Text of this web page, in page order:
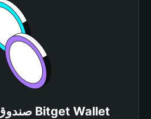
صندوق حماية محفظة Bitget Wallet